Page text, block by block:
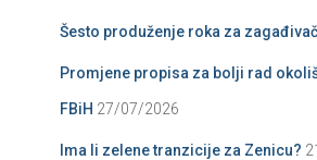
Šesto produženje roka za
Promjene propisa za bolji rad
FBiH 27/07/2026
Ima li zelene tranzicije za Zenicu?